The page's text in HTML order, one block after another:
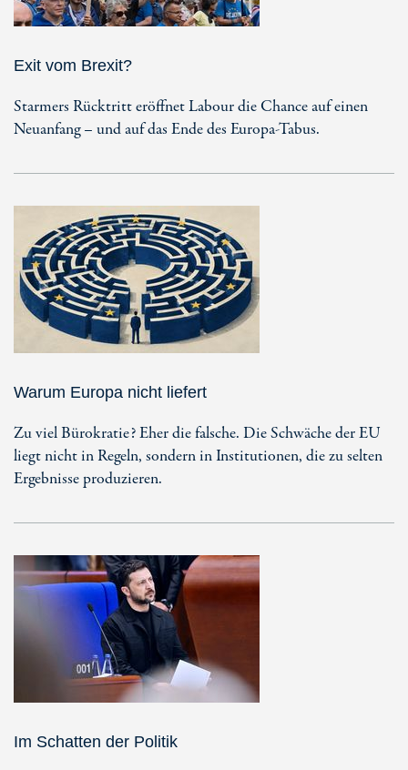
Exit vom Brexit?
Starmers Rücktritt eröffnet Labour die Chance auf einen
Neuanfang – und auf das Ende des Europa-Tabus.
Warum Europa nicht liefert
Zu viel Bürokratie? Eher die falsche. Die Schwäche der EU
liegt nicht in Regeln, sondern in Institutionen, die zu selten
Ergebnisse produzieren.
Im Schatten der Politik